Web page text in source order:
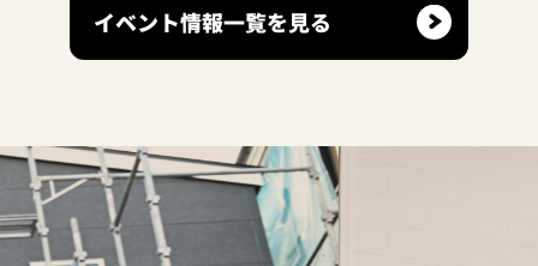
イベント情報一覧を見る